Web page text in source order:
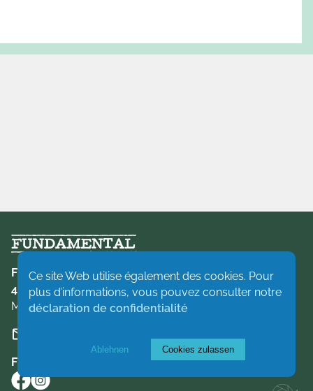
Fundamental a.s.b.l.
49, rue N.S. Pierret L-2335 Luxembourg
Mentions légales
FOLGEN SIE UNS IN DEN SOZIALEN MEDIEN
Ce site Web utilise également des cookies. Pour
plus d’informations, vous pouvez consulter notre
déclaration de confidentialité
Ablehnen Cookies zulassen